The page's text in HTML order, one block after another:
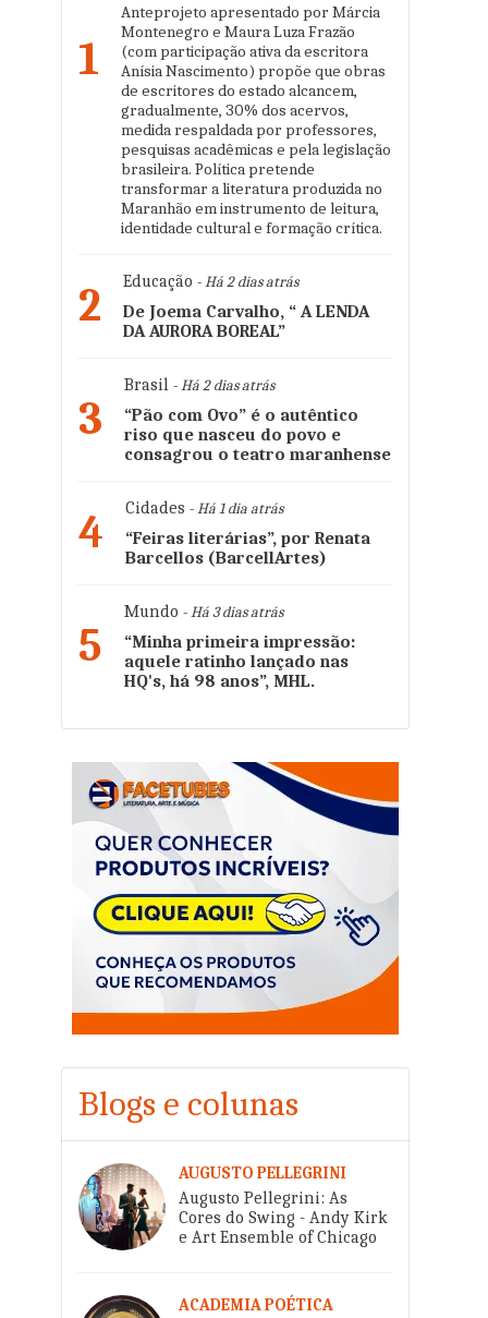
1
Anteprojeto apresentado por Márcia
Montenegro e Maura Luza Frazão
(com participação ativa da escritora
Anísia Nascimento) propõe que obras
de escritores do estado alcancem,
gradualmente, 30% dos acervos,
medida respaldada por professores,
pesquisas acadêmicas e pela legislação
brasileira. Política pretende
transformar a literatura produzida no
Maranhão em instrumento de leitura,
identidade cultural e formação crítica.
2 Educação - Há 2 dias atrás
De Joema Carvalho, “ A LENDA
DA AURORA BOREAL”
3
Brasil - Há 2 dias atrás
“Pão com Ovo” é o autêntico
riso que nasceu do povo e
consagrou o teatro maranhense
4 Cidades - Há 1 dia atrás
“Feiras literárias”, por Renata
Barcellos (BarcellArtes)
5
Mundo - Há 3 dias atrás
“Minha primeira impressão:
aquele ratinho lançado nas
HQ's, há 98 anos”, MHL.
Blogs e colunas
AUGUSTO PELLEGRINI
Augusto Pellegrini: As
Cores do Swing - Andy Kirk
e Art Ensemble of Chicago
ACADEMIA POÉTICA